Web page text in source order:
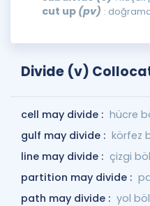
cut up (pv) :
Divide (v)
cell may divide : hücre
gulf may divide : körfez
line may divide : çizgi
partition may divide :
path may divide : yol